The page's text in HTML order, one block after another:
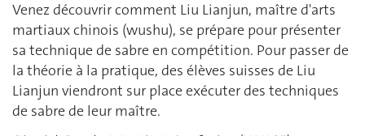
Venez découvrir comment Liu Lianjun, maître d'arts
martiaux chinois (wushu), se prépare pour présenter
sa technique de sabre en compétition. Pour passer de
la théorie à la pratique, des élèves suisses de Liu
Lianjun viendront sur place exécuter des techniques
de sabre de leur maître.